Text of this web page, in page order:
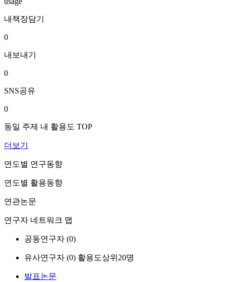
내책장담기
0
내보내기
0
SNS공유
0
동일 주제 내 활용도 TOP
더보기
연도별 연구동향
연도별 활용동향
연관논문
연구자 네트워크 맵
공동연구자 (0)
유사연구자 (0) 활용도상위20명
발표논문